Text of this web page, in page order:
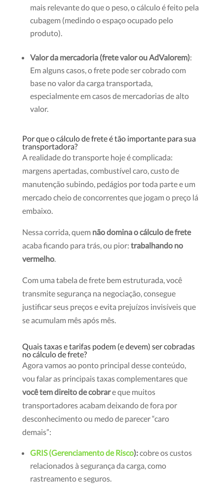
mais relevante do que o peso, o cálculo é feito pela
cubagem (medindo o espaço ocupado pelo
produto).
Valor da mercadoria (frete valor ou AdValorem):
Em alguns casos, o frete pode ser cobrado com
base no valor da carga transportada,
especialmente em casos de mercadorias de alto
valor.
Por que o cálculo de frete é tão importante para sua
transportadora?
A realidade do transporte hoje é complicada:
margens apertadas, combustível caro, custo de
manutenção subindo, pedágios por toda parte e um
mercado cheio de concorrentes que jogam o preço lá
embaixo.
Nessa corrida, quem não domina o cálculo de frete
acaba ficando para trás, ou pior: trabalhando no
vermelho.
Com uma tabela de frete bem estruturada, você
transmite segurança na negociação, consegue
justificar seus preços e evita prejuízos invisíveis que
se acumulam mês após mês.
Quais taxas e tarifas podem (e devem) ser cobradas
no cálculo de frete?
Agora vamos ao ponto principal desse conteúdo,
vou falar as principais taxas complementares que
você tem direito de cobrare que muitos
transportadores acabam deixando de fora por
desconhecimento ou medo de parecer “caro
demais”:
GRIS (Gerenciamento de Risco):cobre os custos
relacionados à segurança da carga, como
rastreamento e seguros.